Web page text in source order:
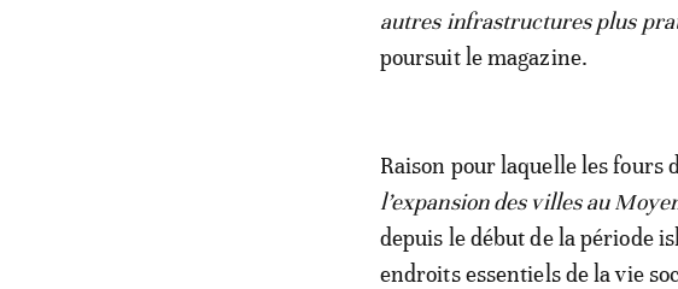
autres infrastructures plus
poursuit le magazine.
Raison pour laquelle les fours
l’expansion des villes au
depuis le début de la période
endroits essentiels de la vie